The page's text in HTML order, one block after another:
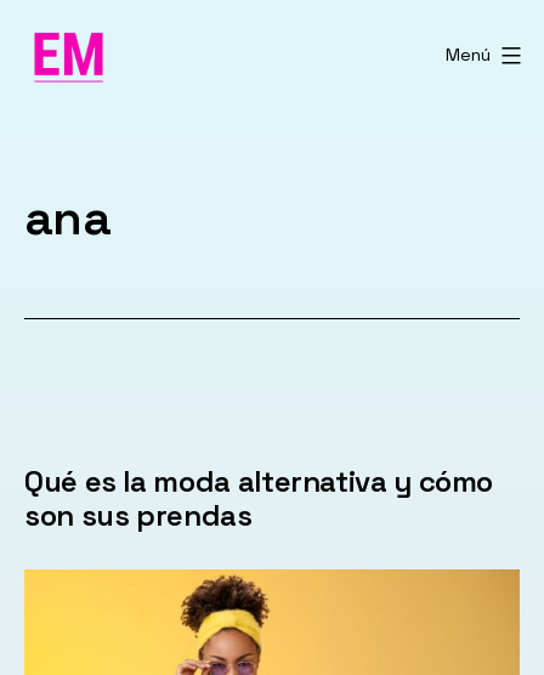
contenido
Menú
ana
Qué es la moda alternativa y cómo
son sus prendas